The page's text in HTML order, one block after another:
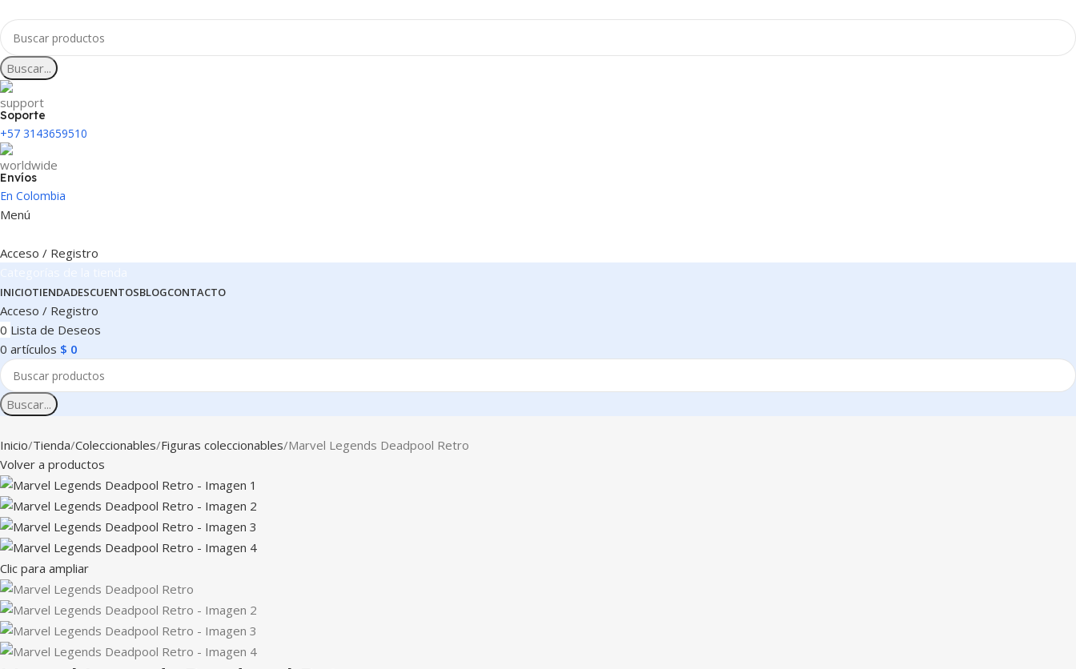
Buscar...
Soporte
+57 3143659510
Envíos
En Colombia
Menú
Acceso / Registro
INICIOTIENDADESCUENTOSBLOGCONTACTO
Acceso / Registro
0 Lista de Deseos
0 artículos $ 0
Buscar...
Inicio Tienda Coleccionables Figuras coleccionables Marvel Legends Deadpool Retro
Volver a productos
Clic para ampliar